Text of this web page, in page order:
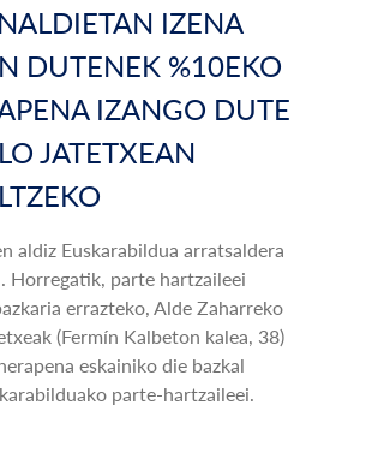
IZENA
DUTENEK %10EKO
IZANGO DUTE
JATETXEAN
aldiz Euskarabildua arratsaldera
Horregatik, parte hartzaileei
errazteko, Alde Zaharreko
(Fermín Kalbeton kalea, 38)
eskainiko die bazkal
parte-hartzaileei.